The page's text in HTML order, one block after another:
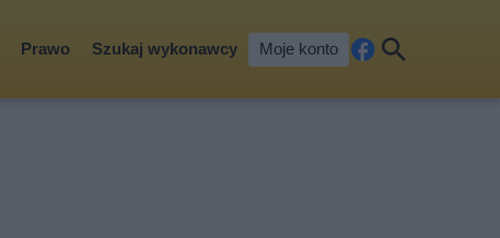
Prawo Szukaj wykonawcy Moje konto
cebkaj